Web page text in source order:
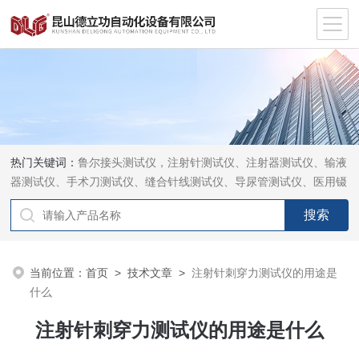
热门关键词：鲁尔接头测试仪，注射针测试仪、注射器测试仪、输液
器测试仪、手术刀测试仪、缝合针线测试仪、导尿管测试仪、医用镊
钳测试仪、导引管导丝测试仪、针灸针测试仪、留置针测试仪
当前位置：首页 >技术文章 >注射针刺穿力测试仪的用途是
什么
注射针刺穿力测试仪的用途是什么